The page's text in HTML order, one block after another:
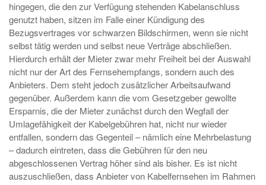
hingegen, die den zur Verfügung stehenden Kabelanschluss
genutzt haben, sitzen im Falle einer Kündigung des
Bezugsvertrages vor schwarzen Bildschirmen, wenn sie nicht
selbst tätig werden und selbst neue Verträge abschließen.
Hierdurch erhält der Mieter zwar mehr Freiheit bei der Auswahl
nicht nur der Art des Fernsehempfangs, sondern auch des
Anbieters. Dem steht jedoch zusätzlicher Arbeitsaufwand
gegenüber. Außerdem kann die vom Gesetzgeber gewollte
Ersparnis, die der Mieter zunächst durch den Wegfall der
Umlagefähigkeit der Kabelgebühren hat, nicht nur wieder
entfallen, sondern das Gegenteil – nämlich eine Mehrbelastung
– dadurch eintreten, dass die Gebühren für den neu
abgeschlossenen Vertrag höher sind als bisher. Es ist nicht
auszuschließen, dass Anbieter von Kabelfernsehen im Rahmen